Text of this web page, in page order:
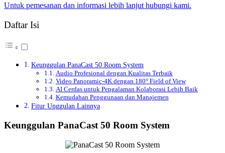
Untuk pemesanan dan informasi lebih lanjut hubungi kami.
Daftar Isi
Keunggulan PanaCast 50 Room System
Audio Profesional dengan Kualitas Terbaik
Video Panoramic-4K dengan 180° Field of View
AI Cerdas untuk Pengalaman Kolaborasi Lebih Baik
Kemudahan Penggunaan dan Manajemen
Fitur Unggulan Lainnya
Keunggulan PanaCast 50 Room System